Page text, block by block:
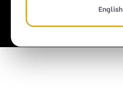
English
版權聲明